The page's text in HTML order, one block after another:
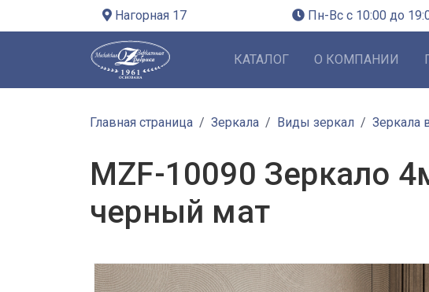
Нагорная 17 Пн-Вс с 10:00 до
КАТАЛОГ О КОМПАНИИ
Главная страница Зеркала Виды зеркал Зеркала
MZF-10090 Зеркало
черный мат